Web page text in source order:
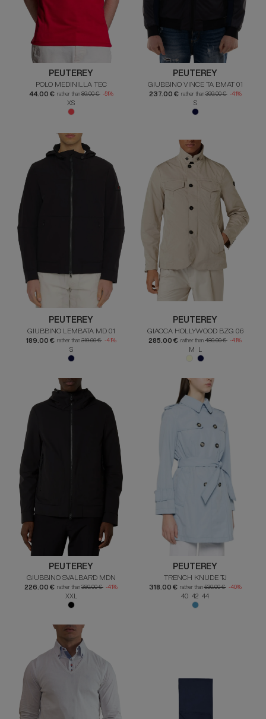
PEUTEREY
POLO MEDINILLA TEC
44.00 € rather than89.00 € -51%
XS
PEUTEREY
GIUBBINO VINCE TA BMAT 01
237.00 € rather than399.00 € -41%
S
PEUTEREY
GIUBBINO LEMBATA MD 01
189.00 € rather than319.00 € -41%
S
PEUTEREY
GIACCA HOLLYWOOD BZG 06
285.00 € rather than 480.00 € -41%
M L
PEUTEREY
GIUBBINO SVALBARD MDN
226.00 € rather than 380.00 € -41%
XXL
PEUTEREY
TRENCH KNUDE TJ
318.00 € rather than530.00 € -40%
40 42 44